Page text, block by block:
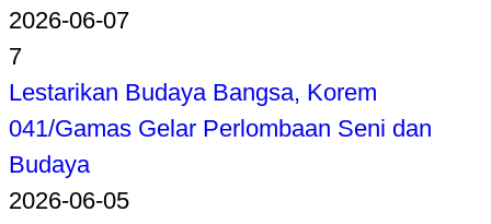
2026-06-07
7
Lestarikan Budaya Bangsa, Korem
041/Gamas Gelar Perlombaan Seni dan
Budaya
2026-06-05